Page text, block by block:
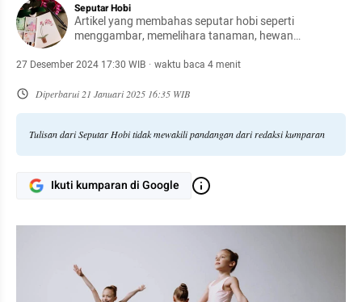
Seputar Hobi
Artikel yang membahas seputar hobi seperti
menggambar, memelihara tanaman, hewan
27 Desember 2024 17:30 WIB · waktu baca 4 menit
Diperbarui21 Januari 2025 16:35 WIB
Tulisan dari Seputar Hobi tidak mewakili pandangan dari redaksi kumparan
Ikuti kumparan di Google